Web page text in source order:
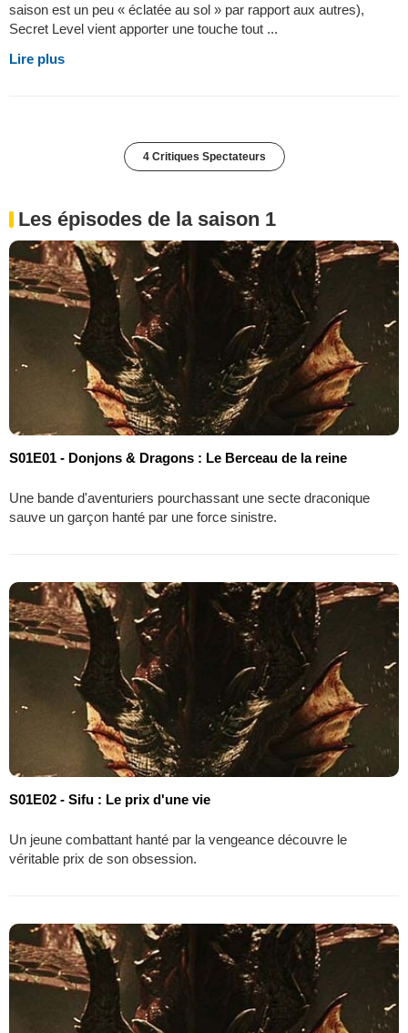
saison est un peu « éclatée au sol » par rapport aux autres),
Secret Level vient apporter une touche tout ...
Lire plus
4 Critiques Spectateurs
Les épisodes de la saison 1
S01E01 - Donjons & Dragons : Le Berceau de la reine
Une bande d'aventuriers pourchassant une secte draconique
sauve un garçon hanté par une force sinistre.
S01E02 - Sifu : Le prix d'une vie
Un jeune combattant hanté par la vengeance découvre le
véritable prix de son obsession.